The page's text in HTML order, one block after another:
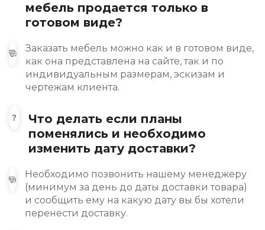
мебель продается только в
готовом виде?
Заказать мебель можно как и в готовом виде,
как она представлена на сайте, так и по
индивидуальным размерам, эскизам и
чертежам клиента.
Что делать если планы
поменялись и необходимо
изменить дату доставки?
Необходимо позвонить нашему менеджеру
(минимум за день до даты доставки товара)
и сообщить ему на какую дату вы бы хотели
перенести доставку.